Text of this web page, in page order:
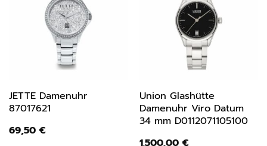
JETTE Damenuhr
87017621
69,50 €
Union Glashütte
Damenuhr Viro Datum
34 mm D0112071105100
1.500,00 €